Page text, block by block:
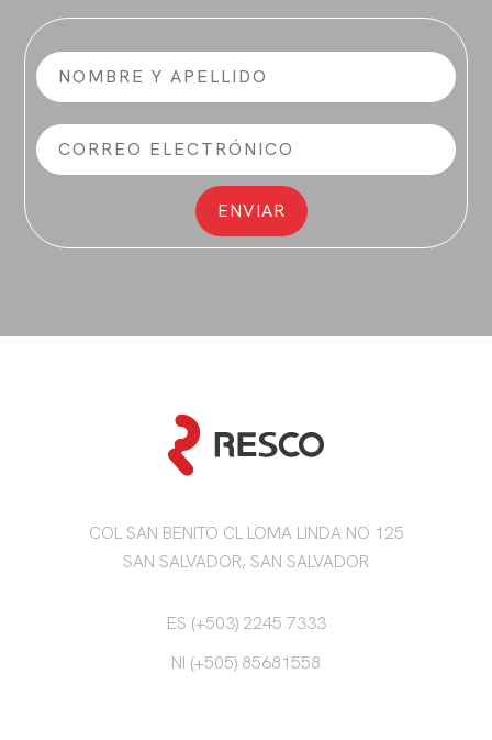
COL SAN BENITO CL LOMA LINDA NO 125
SAN SALVADOR, SAN SALVADOR
ES (+503) 2245 7333
NI (+505) 85681558